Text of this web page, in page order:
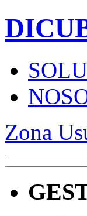
Zona